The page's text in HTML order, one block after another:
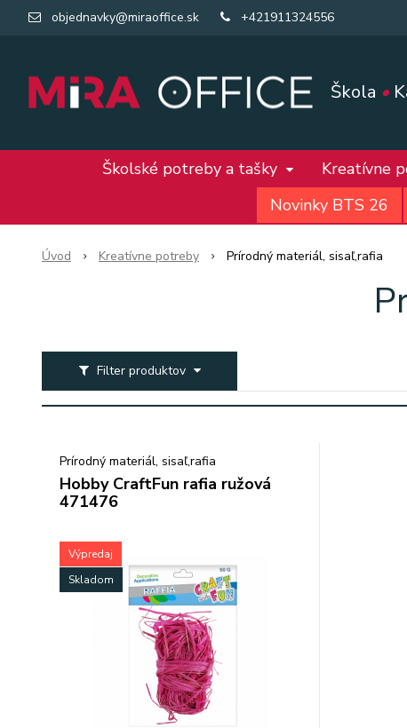
Škola •
objednavky@miraoffice.sk +421911324556
Školské potreby a tašky Kreatívne
Novinky BTS 26
Úvod Kreatívne potreby Prírodný materiál, sisaľ,rafia
Filter produktov
Prírodný materiál, sisaľ,rafia
Hobby CraftFun rafia ružová
471476
Výpredaj
Skladom